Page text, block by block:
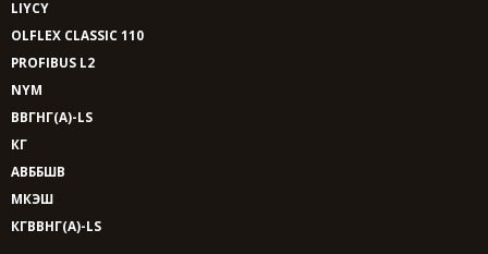
LIYCY
OLFLEX CLASSIC 110
PROFIBUS L2
NYM
ВВГНГ(A)-LS
КГ
АВББШВ
МКЭШ
КГВВНГ(A)-LS